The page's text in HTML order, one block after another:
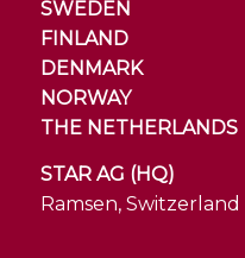
SWEDEN
FINLAND
DENMARK
NORWAY
THE NETHERLANDS
STAR AG (HQ)
Ramsen, Switzerland